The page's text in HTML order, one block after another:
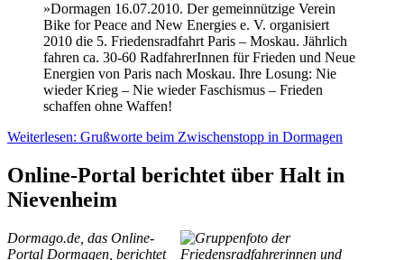
»Dormagen 16.07.2010. Der gemeinnützige Verein
Bike for Peace and New Energies e. V. organisiert
2010 die 5. Friedensradfahrt Paris – Moskau. Jährlich
fahren ca. 30-60 RadfahrerInnen für Frieden und Neue
Energien von Paris nach Moskau. Ihre Losung: Nie
wieder Krieg – Nie wieder Faschismus – Frieden
schaffen ohne Waffen!
Weiterlesen: Grußworte beim Zwischenstopp in Dormagen
Online-Portal berichtet über Halt in
Nievenheim
Dormago.de, das Online-
Portal Dormagen, berichtet